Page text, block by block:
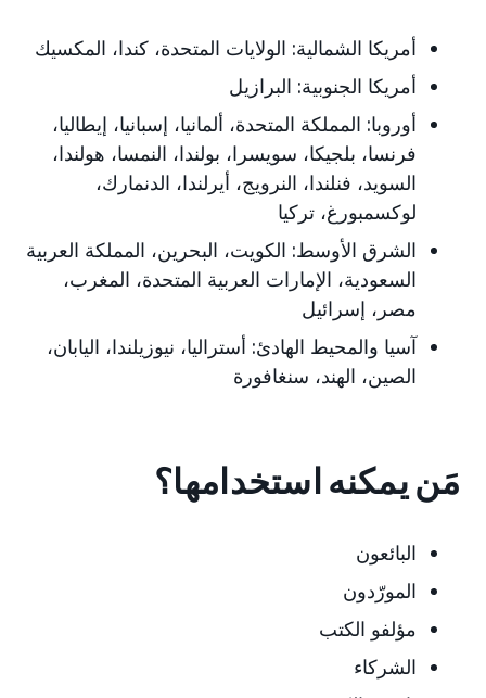
أمريكا الشمالية: الولايات المتحدة، كندا، المكسيك
أمريكا الجنوبية: البرازيل
أوروبا: المملكة المتحدة، ألمانيا، إسبانيا، إيطاليا،
فرنسا، بلجيكا، سويسرا، بولندا، النمسا، هولندا،
السويد، فنلندا، النرويج، أيرلندا، الدنمارك،
لوكسمبورغ، تركيا
الشرق الأوسط: الكويت، البحرين، المملكة العربية
السعودية، الإمارات العربية المتحدة، المغرب،
مصر، إسرائيل
آسيا والمحيط الهادئ: أستراليا، نيوزيلندا، اليابان،
الصين، الهند، سنغافورة
مَن يمكنه استخدامها؟
البائعون
المورّدون
مؤلفو الكتب
الشركاء